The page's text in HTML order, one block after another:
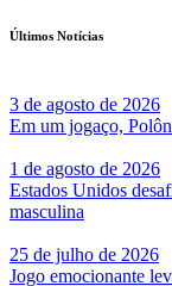
Últimos Notícias
3 de agosto de 2026
Em um jogaço,
1 de agosto de 2026
Estados Unidos
masculina
25 de julho de 2026
Jogo emocionante